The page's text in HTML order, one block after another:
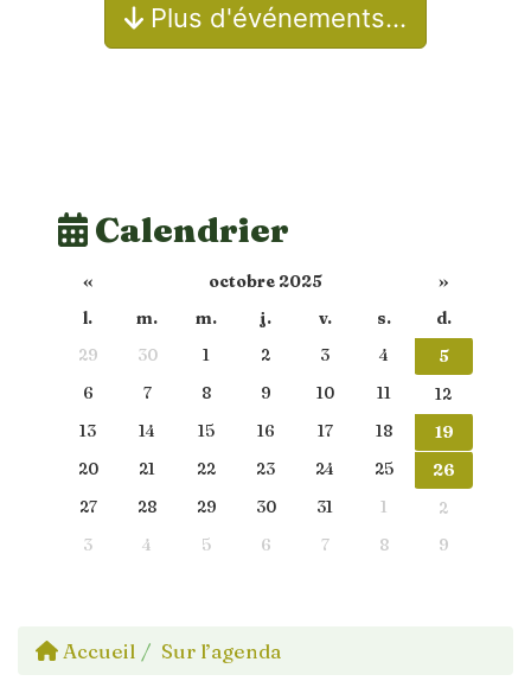
Plus d'événements…
Calendrier
« octobre 2025
»
l.
m. m. j. v. s.
d.
29
30 1 2 3 4
5
6
7 8 9 10 11
12
13
14 15 16 17 18
19
20
21 22 23 24 25
26
27
28 29 30 31 1
2
3
4 5 6 7 8 9
Accueil Sur l’agenda